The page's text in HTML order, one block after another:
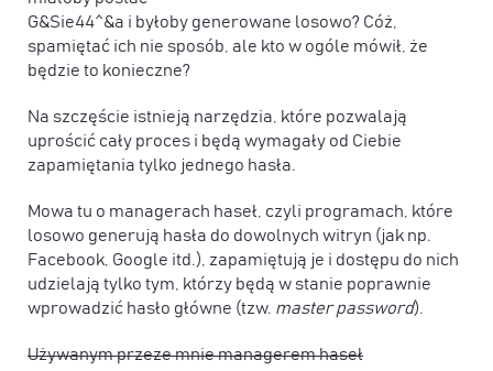
G&Sie44^&a i byłoby generowane losowo? Cóż,
spamiętać ich nie sposób, ale kto w ogóle mówił, że
będzie to konieczne?
Na szczęście istnieją narzędzia, które pozwalają
uprościć cały proces i będą wymagały od Ciebie
zapamiętania tylko jednego hasła.
Mowa tu o managerach haseł, czyli programach, które
losowo generują hasła do dowolnych witryn (jak np.
Facebook, Google itd.), zapamiętują je i dostępu do nich
udzielają tylko tym, którzy będą w stanie poprawnie
wprowadzić hasło główne (tzw. master password).
Używanym przeze mnie managerem haseł